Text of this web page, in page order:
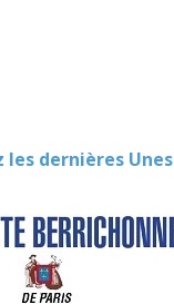
dernières Unes